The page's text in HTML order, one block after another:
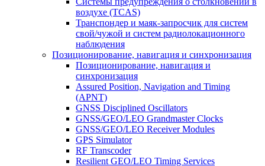
воздухе (TCAS)
Транспондер и маяк-запросчик для систем
свой/чужой и систем радиолокационного
наблюдения
Позиционирование, навигация и синхронизация
Позиционирование, навигация и
синхронизация
Assured Position, Navigation and Timing
(APNT)
GNSS Disciplined Oscillators
GNSS/GEO/LEO Grandmaster Clocks
GNSS/GEO/LEO Receiver Modules
GPS Simulator
RF Transcoder
Resilient GEO/LEO Timing Services